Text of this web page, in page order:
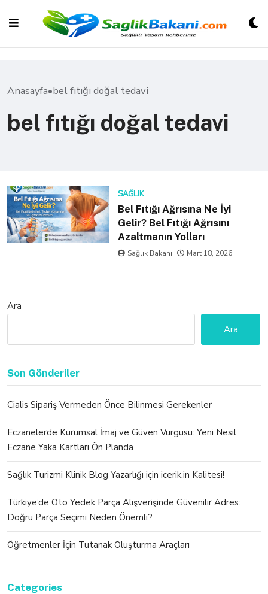
content
Anasayfa•bel fıtığı doğal tedavi
bel fıtığı doğal tedavi
SAĞLIK
Bel Fıtığı Ağrısına Ne İyi
Gelir? Bel Fıtığı Ağrısını
Azaltmanın Yolları
Sağlık Bakanı Mart 18, 2026
Ara
Ara
Son Gönderiler
Cialis Sipariş Vermeden Önce Bilinmesi Gerekenler
Eczanelerde Kurumsal İmaj ve Güven Vurgusu: Yeni Nesil
Eczane Yaka Kartları Ön Planda
Sağlık Turizmi Klinik Blog Yazarlığı için icerik.in Kalitesi!
Türkiye’de Oto Yedek Parça Alışverişinde Güvenilir Adres:
Doğru Parça Seçimi Neden Önemli?
Öğretmenler İçin Tutanak Oluşturma Araçları
Categories